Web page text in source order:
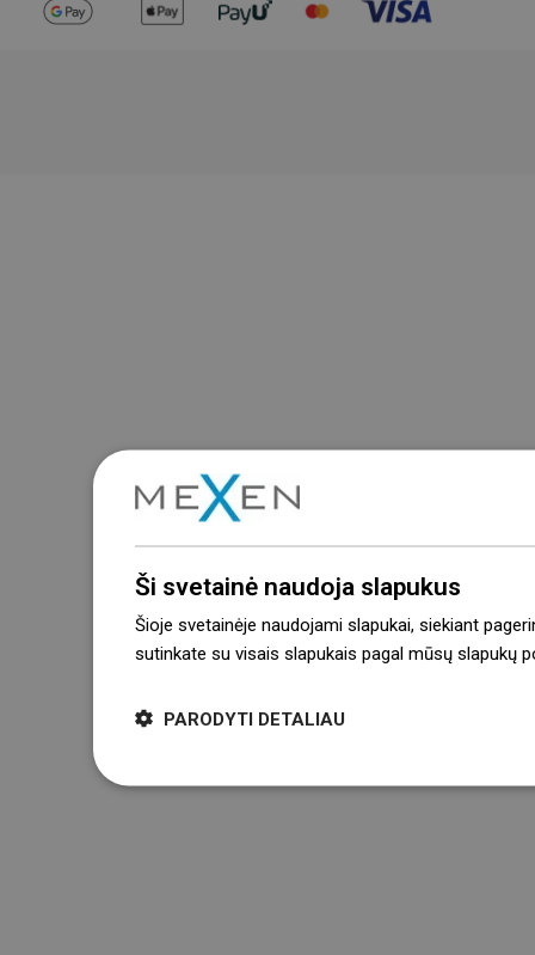
Ši svetainė naudoja slapukus
Šioje svetainėje naudojami slapukai, siekiant
sutinkate su visais slapukais pagal mūsų slapukų
PARODYTI DETALIAU